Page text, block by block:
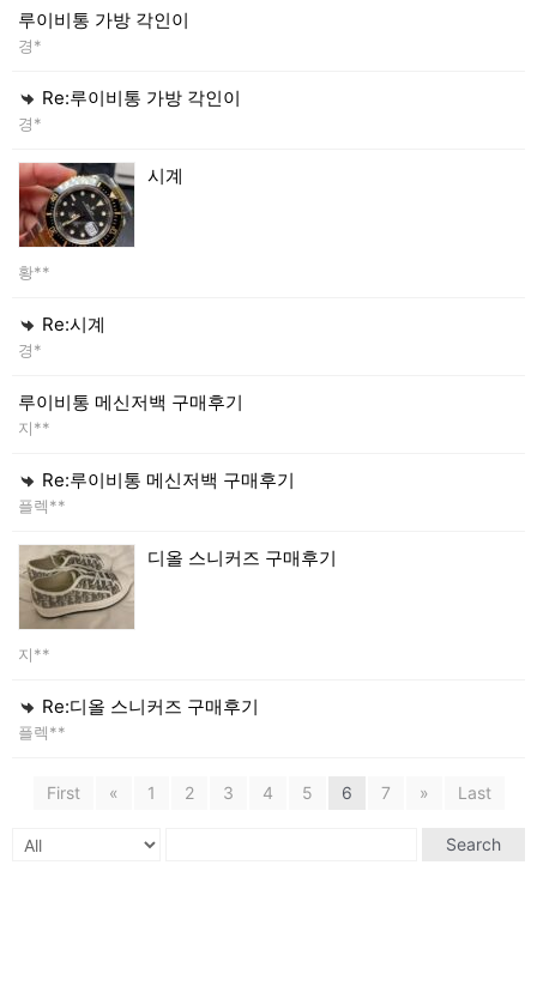
루이비통 가방 각인이
경*
Re:루이비통 가방 각인이
경*
시계
황**
Re:시계
경*
루이비통 메신저백 구매후기
지**
Re:루이비통 메신저백 구매후기
플렉**
디올 스니커즈 구매후기
지**
Re:디올 스니커즈 구매후기
플렉**
First « 1 2 3 4 5 6 7 » Last
Search